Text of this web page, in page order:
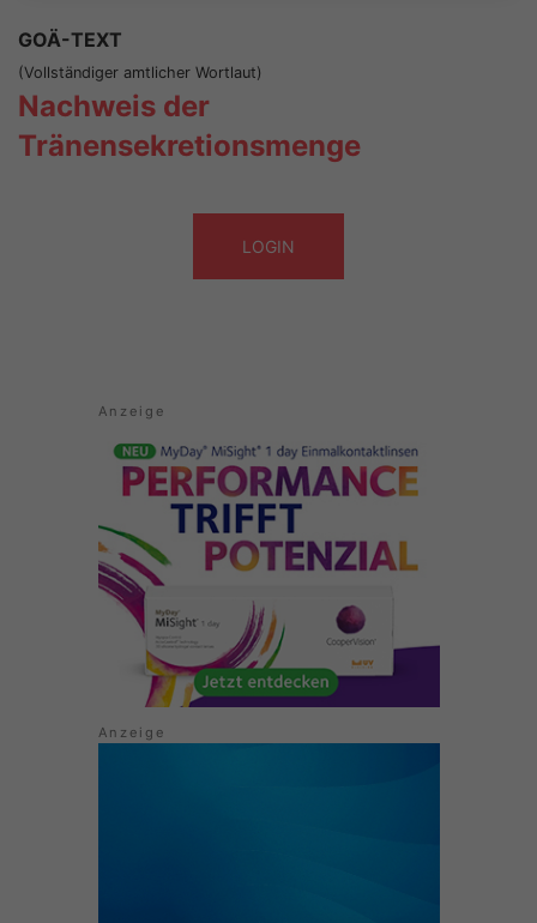
GOÄ-TEXT
(Vollständiger amtlicher Wortlaut)
Nachweis der
Tränensekretionsmenge
LOGIN